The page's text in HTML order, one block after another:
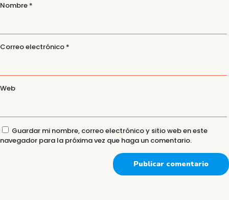
Nombre *
Correo electrónico *
Web
Guardar mi nombre, correo electrónico y sitio web en este
navegador para la próxima vez que haga un comentario.